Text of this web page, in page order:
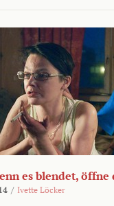
es blendet, öffne
/ Ivette Löcker